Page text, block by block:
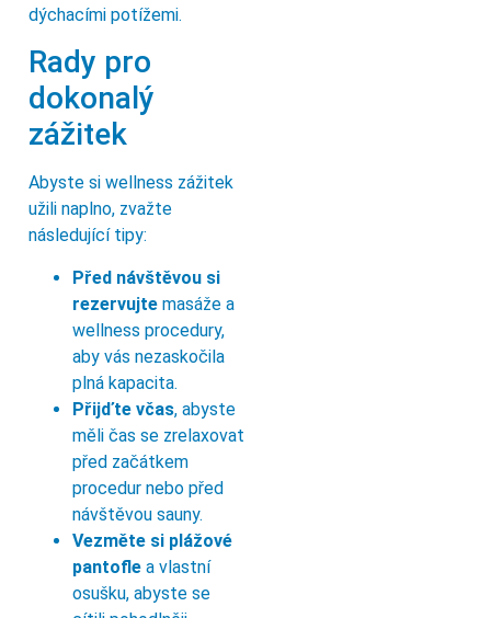
dýchacími potížemi.
Rady pro
dokonalý
zážitek
Abyste si wellness zážitek
užili naplno, zvažte
následující tipy:
Před návštěvou si
rezervujte masáže a
wellness procedury,
aby vás nezaskočila
plná kapacita.
Přijďte včas, abyste
měli čas se zrelaxovat
před začátkem
procedur nebo před
návštěvou sauny.
Vezměte si plážové
pantofle a vlastní
osušku, abyste se